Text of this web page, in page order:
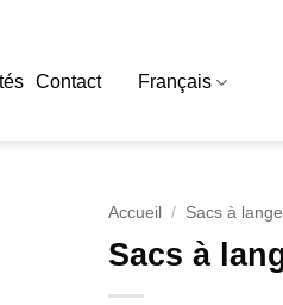
Contact Français
Accueil / Sacs à
Sacs à